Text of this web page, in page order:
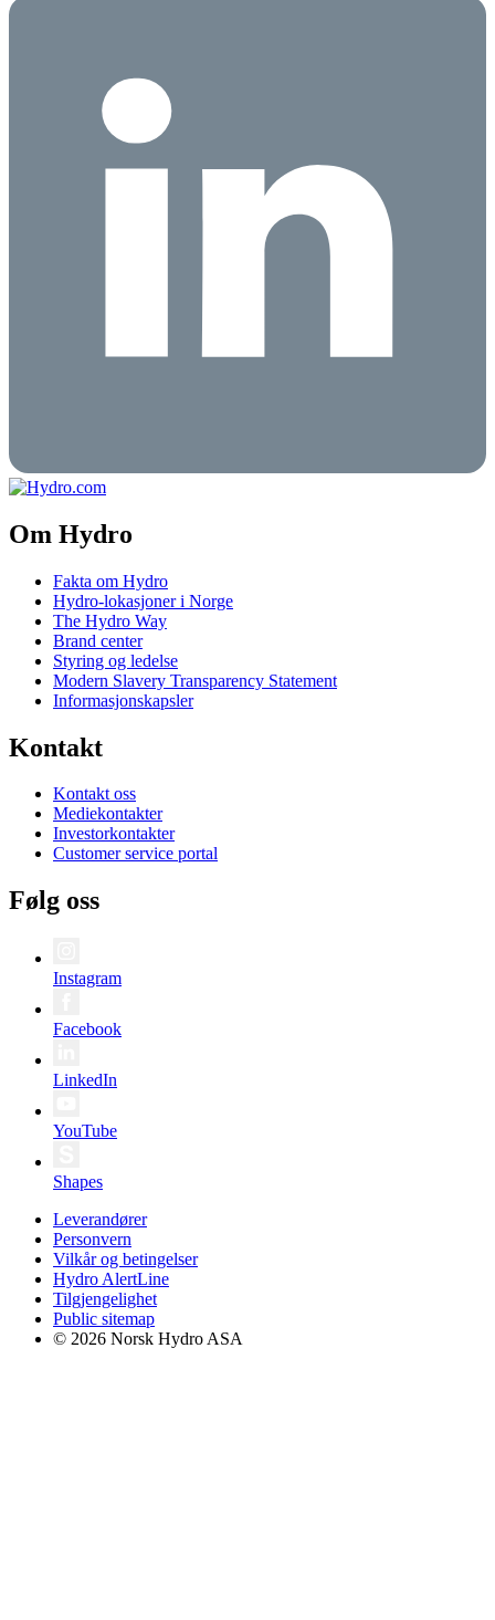
Om Hydro
Fakta om Hydro
Hydro-lokasjoner i Norge
The Hydro Way
Brand center
Styring og ledelse
Modern Slavery Transparency Statement
Informasjonskapsler
Kontakt
Kontakt oss
Mediekontakter
Investorkontakter
Customer service portal
Følg oss
Instagram
Facebook
LinkedIn
YouTube
Shapes
Leverandører
Personvern
Vilkår og betingelser
Hydro AlertLine
Tilgjengelighet
Public sitemap
© 2026 Norsk Hydro ASA